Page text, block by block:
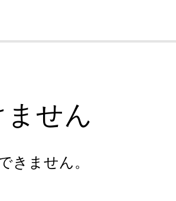
せん
きません。